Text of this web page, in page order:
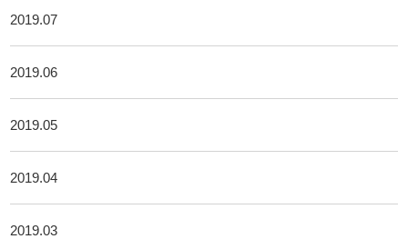
2019.07
2019.06
2019.05
2019.04
2019.03